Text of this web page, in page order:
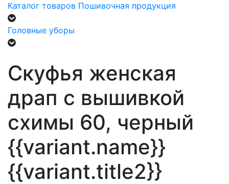
Каталог товаров Пошивочная продукция
Головные уборы
Скуфья женская
драп с вышивкой
схимы 60, черный
{{variant.name}}
{{variant.title2}}